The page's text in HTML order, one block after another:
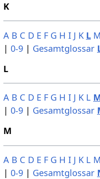
K
A B C D E F G H I J K L M
| 0-9| Gesamtglossar
L
A B C D E F G H I J K L
| 0-9| Gesamtglossar
M
A B C D E F G H I J K L M
| 0-9| Gesamtglossar